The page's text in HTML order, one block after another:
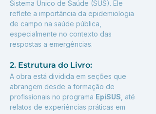
Sistema Único de Saúde (SUS). Ele
reflete a importância da epidemiologia
de campo na saúde pública,
especialmente no contexto das
respostas a emergências.
2. Estrutura do Livro:
A obra está dividida em seções que
abrangem desde a formação de
profissionais no programa EpiSUS , até
relatos de experiências práticas em